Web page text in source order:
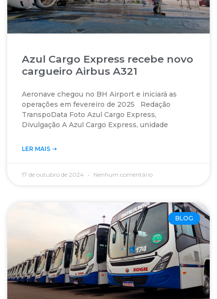
Azul Cargo Express recebe novo
cargueiro Airbus A321
Aeronave chegou no BH Airport e iniciará as
operações em fevereiro de 2025 Redação
TranspoData Foto Azul Cargo Express,
Divulgação A Azul Cargo Express, unidade
LER MAIS ➝‬
17 de outubro de 2024 Nenhum comentário
BLOG